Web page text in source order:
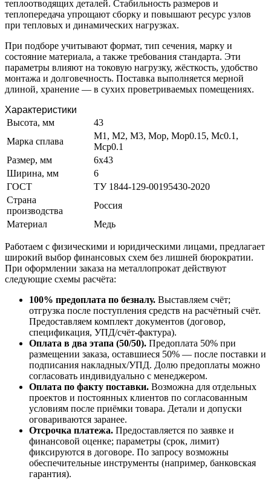
теплоотводящих деталей. Стабильность размеров и
теплопередача упрощают сборку и повышают ресурс узлов
при тепловых и динамических нагрузках.
При подборе учитывают формат, тип сечения, марку и
состояние материала, а также требования стандарта. Эти
параметры влияют на токовую нагрузку, жёсткость, удобство
монтажа и долговечность. Поставка выполняется мерной
длиной, хранение — в сухих проветриваемых помещениях.
Характеристики
Высота, мм
43
Марка сплава
М1, М2, М3, Мор, Мор0.15, Мс0.1,
Мср0.1
Размер, мм
6х43
Ширина, мм
6
ГОСТ
ТУ 1844-129-00195430-2020
Страна
производства
Россия
Материал
Медь
Работаем с физическими и юридическими лицами, предлагает
широкий выбор финансовых схем без лишней бюрократии.
При оформлении заказа на металлопрокат действуют
следующие схемы расчёта:
100% предоплата по безналу. Выставляем счёт;
отгрузка после поступления средств на расчётный счёт.
Предоставляем комплект документов (договор,
спецификация, УПД/счёт-фактура).
Оплата в два этапа (50/50). Предоплата 50% при
размещении заказа, оставшиеся 50% — после поставки и
подписания накладных/УПД. Долю предоплаты можно
согласовать индивидуально с менеджером.
Оплата по факту поставки. Возможна для отдельных
проектов и постоянных клиентов по согласованным
условиям после приёмки товара. Детали и допуски
оговариваются заранее.
Отсрочка платежа. Предоставляется по заявке и
финансовой оценке; параметры (срок, лимит)
фиксируются в договоре. По запросу возможны
обеспечительные инструменты (например, банковская
гарантия).